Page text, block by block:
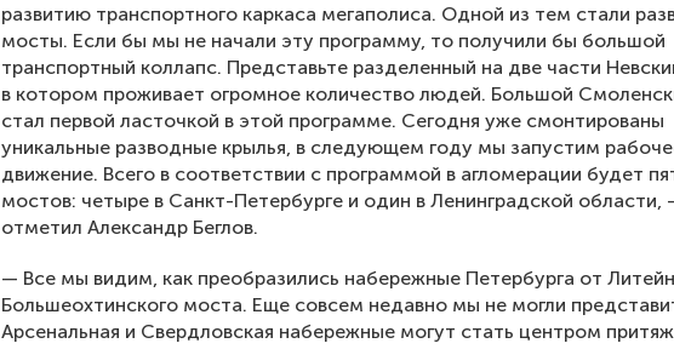
развитию транспортного каркаса мегаполиса. Одной из тем стали
мосты. Если бы мы не начали эту программу, то получили бы большой
транспортный коллапс. Представьте разделенный на две части
в котором проживает огромное количество людей. Большой
стал первой ласточкой в этой программе. Сегодня уже смонтированы
уникальные разводные крылья, в следующем году мы запустим
движение. Всего в соответствии с программой в агломерации будет
мостов: четыре в Санкт-Петербурге и один в Ленинградской области,
отметил Александр Беглов.
— Все мы видим, как преобразились набережные Петербурга от
Большеохтинского моста. Еще совсем недавно мы не могли
Арсенальная и Свердловская набережные могут стать центром